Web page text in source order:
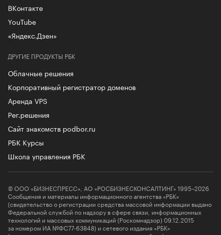
ДРУГИЕ ПРОДУКТЫ РБК
Облачные решения
Корпоративный регистратор доменов
Аренда VPS
Рег.решения
Сайт знакомств podbor.ru
РБК Курсы
Школа управления РБК
ВКонтакте
YouTube
«Яндекс.Дзен»
© ООО «БИЗНЕСПРЕСС», АО «РОСБИЗНЕСКОНСАЛТИНГ» 1995–2026
Сообщения и материалы информационного агентства «РБК»
(свидетельство о регистрации средства массовой информации выдано
Федеральной службой по надзору в сфере связи, информационных
технологий и массовых коммуникаций (Роскомнадзор) 09.12.2015
за номером ИА №ФС77-63848) и сетевого издания «РБК»